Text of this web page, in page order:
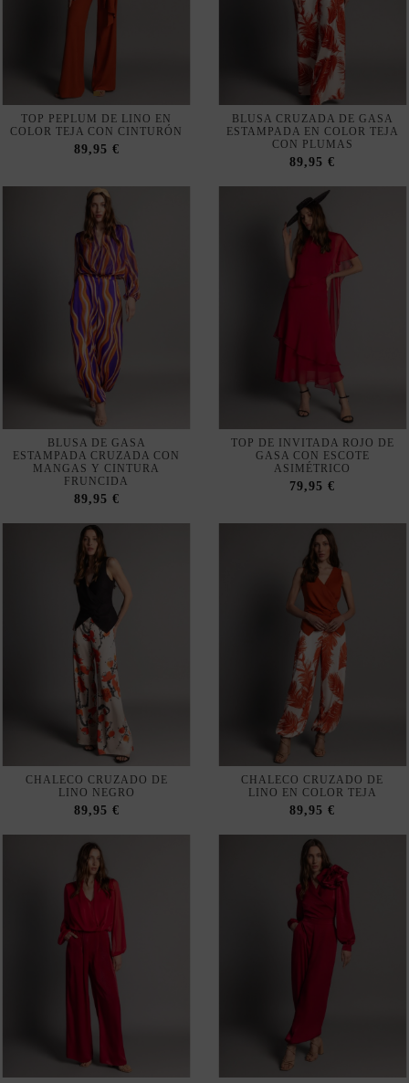
COLOR TEJA CON CINTURÓN
BLUSA CRUZADA DE GASA
ESTAMPADA EN COLOR TEJA
CON PLUMAS
89,95 €
BLUSA DE GASA
ESTAMPADA CRUZADA CON
MANGAS Y CINTURA
FRUNCIDA
89,95 €
TOP DE INVITADA ROJO DE
GASA CON ESCOTE
ASIMÉTRICO
CHALECO CRUZADO DE
LINO NEGRO
89,95 €
CHALECO CRUZADO DE
LINO EN COLOR TEJA
89,95 €
BLUSA DE GASA CON
DISEÑO CRUZADO EN
COLOR CEREZA
BLUSA CRUZADA DE SATÉN
EN COLOR CEREZA CON
DETALLE DE FLOR
89,95 €